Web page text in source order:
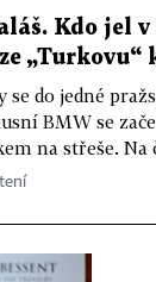
Kdo jel
„Turkovu“
se do jedné
BMW se
na střeše. Na